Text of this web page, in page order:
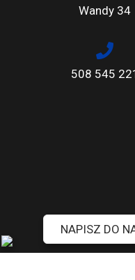
Wandy 34
508 545
NAPISZ DO